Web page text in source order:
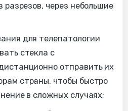
разрезов, через небольшие
для телепатологии
стекла с
отправить их
страны, чтобы быстро
в сложных случаях;